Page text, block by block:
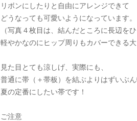
リボンにしたりと自由にアレンジできて
どうなっても可愛いようになっています。
（写真４枚目は、結んだところに長辺を
軽やかなのにヒップ周りもカバーできる大
見た目とても涼しげ、実際にも、
普通に帯（＋帯板）を結ぶよりはずいぶ
夏の定番にしたい帯です！
ご注意